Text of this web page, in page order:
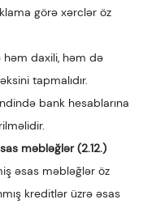
görə xərclər öz
həm daxili, həm də
tapmalıdır.
bank hesablarına
məbləğlər (2.12.)
əsas məbləğlər öz
kreditlər üzrə əsas